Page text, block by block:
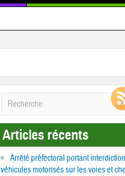
Articles récents
Arrêté préfectoral portant
véhicules motorisés sur les voies et